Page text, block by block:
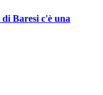
Baresi c'è una